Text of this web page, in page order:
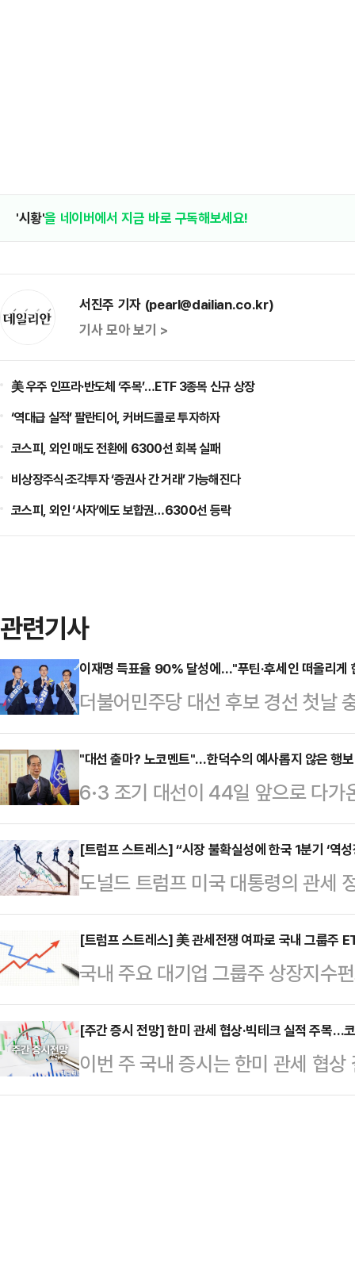
'시황'을 네이버에서 지금 바로 구독해보세요!
서진주 기자 (pearl@dailian.co.kr)
기사 모아 보기 >
美 우주 인프라·반도체 ‘주목’…ETF 3종목 신규 상장
‘역대급 실적’ 팔란티어, 커버드콜로 투자하자
코스피, 외인 매도 전환에 6300선 회복 실패
비상장주식·조각투자 ‘증권사 간 거래’ 가능해진다
코스피, 외인 ‘사자’에도 보합권…6300선 등락
관련기사
이재명 득표율 90% 달성에…"푸틴·후세인 떠올리게
더불어민주당 대선 후보 경선 첫날
를 득표한데 이어 둘째날 영남권
표율이 나오자, 권영세 국민의힘 비
이라크의 선거에 빗대 의문을 표했
보 영남권 경선 결과가 나온 직후
를 보며 과연 이것이 민주주의인가
에서 이재명 후보가 88.2%라는 압
보는 7.5%, 김경수…
"대선 출마? 노코멘트"…한덕수의 예사롭지 않은 행보
6·3 조기 대선이 44일 앞으로 다가
총리의 행보가 예사롭지 않다.한덕
사실상 대선 출마 의지를 내비쳤고,
코스'로 꼽히는 서울 대형교회에서
낸셜타임스(FT)와의 인터뷰에서
내리지 않았다"며 "노코멘트(No
지난 17일 정부서울청사에서 이뤄
으로 입장을…
[트럼프 스트레스] “시장 불확실성에 한국 1분기 ‘역성
도널드 트럼프 미국 대통령의 관세
데 한국 성장의 하방 리스크를 확인
주장이 제기됐다.21일 금융투자업
전쟁으로 경기 침체 우려가 확산되
(Fed·연준) 의장의 매파적(통화 긴
대됐다.최근 파월 의장은 물가 상승
언급했다. 이로 인해 추가적인 금
에 대한 우려를 높일 수…
[트럼프 스트레스] 美 관세전쟁 여파로 국내 그룹주
국내 주요 대기업 그룹주 상장지수
다. 트럼프 행정부가 촉발한 관세
수익률 성패를 가른 것으로 분석된
상장사들에 투자하는 ‘PLUS 한화
수익률은 69.06%로 나타났다. 국
[주간 증시 전망] 한미 관세 협상·빅테크 실적 주
이번 주 국내 증시는 한미 관세 협
을 받을 전망이다. 증권업계는 이